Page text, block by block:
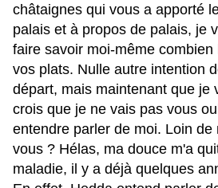
châtaignes qui vous a apporté
palais et à propos de palais, je
faire savoir moi-même
vos plats. Nulle autre intention
départ, mais maintenant que je
crois que je ne vais pas vous
entendre parler de moi. Loin de
vous ? Hélas, ma douce m'a
maladie, il y a déjà quelques